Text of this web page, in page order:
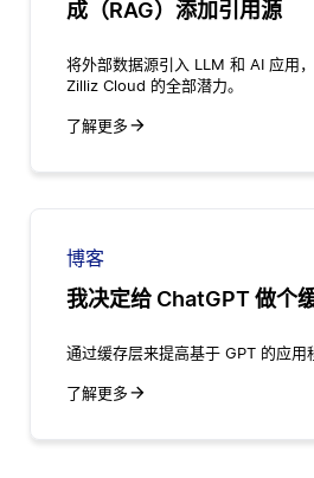
成（RAG）添加引用源
将外部数据源引入 LLM 和 AI 应用
Zilliz Cloud 的全部潜力。
了解更多
博客
我决定给 ChatGPT 做个
通过缓存层来提高基于 GPT 的应用
了解更多